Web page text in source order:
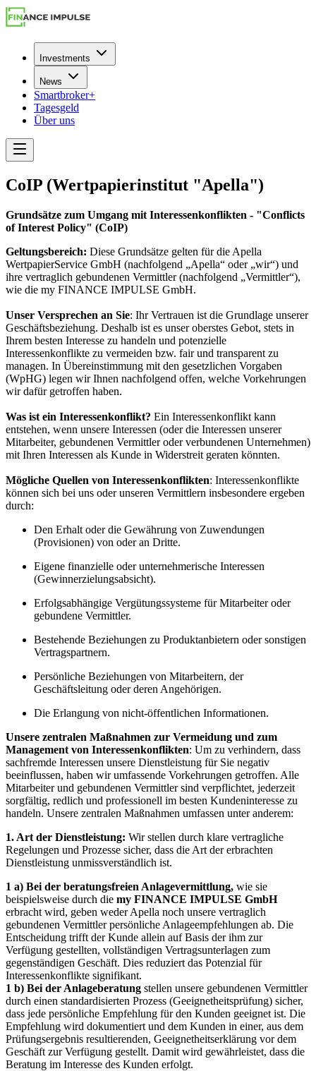
Investments
News
Smartbroker+
Tagesgeld
Über uns
CoIP (Wertpapierinstitut "Apella")
Grundsätze zum Umgang mit Interessenkonflikten - "Conflicts
of Interest Policy" (CoIP)
Geltungsbereich: Diese Grundsätze gelten für die Apella
WertpapierService GmbH (nachfolgend „Apella“ oder „wir“) und
ihre vertraglich gebundenen Vermittler (nachfolgend „Vermittler“),
wie die my FINANCE IMPULSE GmbH.
Unser Versprechen an Sie: Ihr Vertrauen ist die Grundlage unserer
Geschäftsbeziehung. Deshalb ist es unser oberstes Gebot, stets in
Ihrem besten Interesse zu handeln und potenzielle
Interessenkonflikte zu vermeiden bzw. fair und transparent zu
managen. In Übereinstimmung mit den gesetzlichen Vorgaben
(WpHG) legen wir Ihnen nachfolgend offen, welche Vorkehrungen
wir dafür getroffen haben.
Was ist ein Interessenkonflikt? Ein Interessenkonflikt kann
entstehen, wenn unsere Interessen (oder die Interessen unserer
Mitarbeiter, gebundenen Vermittler oder verbundenen Unternehmen)
mit Ihren Interessen als Kunde in Widerstreit geraten könnten.
Mögliche Quellen von Interessenkonflikten: Interessenkonflikte
können sich bei uns oder unseren Vermittlern insbesondere ergeben
durch:
Den Erhalt oder die Gewährung von Zuwendungen
(Provisionen) von oder an Dritte.
Eigene finanzielle oder unternehmerische Interessen
(Gewinnerzielungsabsicht).
Erfolgsabhängige Vergütungssysteme für Mitarbeiter oder
gebundene Vermittler.
Bestehende Beziehungen zu Produktanbietern oder sonstigen
Vertragspartnern.
Persönliche Beziehungen von Mitarbeitern, der
Geschäftsleitung oder deren Angehörigen.
Die Erlangung von nicht-öffentlichen Informationen.
Unsere zentralen Maßnahmen zur Vermeidung und zum
Management von Interessenkonflikten: Um zu verhindern, dass
sachfremde Interessen unsere Dienstleistung für Sie negativ
beeinflussen, haben wir umfassende Vorkehrungen getroffen. Alle
Mitarbeiter und gebundenen Vermittler sind verpflichtet, jederzeit
sorgfältig, redlich und professionell im besten Kundeninteresse zu
handeln. Unsere zentralen Maßnahmen umfassen unter anderem:
1. Art der Dienstleistung: Wir stellen durch klare vertragliche
Regelungen und Prozesse sicher, dass die Art der erbrachten
Dienstleistung unmissverständlich ist.
1 a) Bei der beratungsfreien Anlagevermittlung, wie sie
beispielsweise durch die my FINANCE IMPULSE GmbH
erbracht wird, geben weder Apella noch unsere vertraglich
gebundenen Vermittler persönliche Anlageempfehlungen ab. Die
Entscheidung trifft der Kunde allein auf Basis der ihm zur
Verfügung gestellten, vollständigen Vertragsunterlagen zum
gegenständigen Geschäft. Dies reduziert das Potenzial für
Interessenkonflikte signifikant.
1 b) Bei der Anlageberatung stellen unsere gebundenen Vermittler
durch einen standardisierten Prozess (Geeignetheitsprüfung) sicher,
dass jede persönliche Empfehlung für den Kunden geeignet ist. Die
Empfehlung wird dokumentiert und dem Kunden in einer, aus dem
Prüfungsergebnis resultierenden, Geeignetheitserklärung vor dem
Geschäft zur Verfügung gestellt. Damit wird gewährleistet, dass die
Beratung im Interesse des Kunden erfolgt.